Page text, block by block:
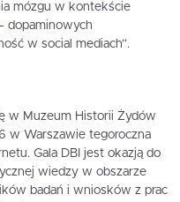
mózgu w kontekście
dopaminowych
w social mediach”.
w Muzeum Historii Żydów
w Warszawie tegoroczna
Gala DBI jest okazją do
wiedzy w obszarze
badań i wniosków z prac